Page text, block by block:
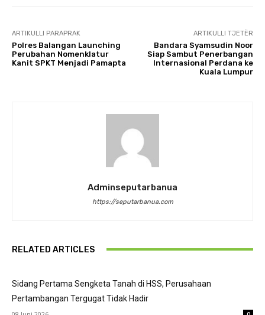
ARTIKULLI PARAPRAK
Polres Balangan Launching
Perubahan Nomenklatur
Kanit SPKT Menjadi Pamapta
ARTIKULLI TJETËR
Bandara Syamsudin Noor
Siap Sambut Penerbangan
Internasional Perdana ke
Kuala Lumpur
Adminseputarbanua
https://seputarbanua.com
RELATED ARTICLES
Sidang Pertama Sengketa Tanah di HSS, Perusahaan
Pertambangan Tergugat Tidak Hadir